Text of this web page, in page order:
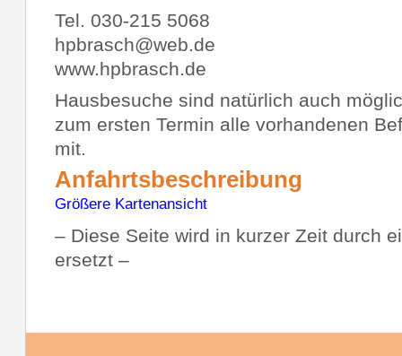
Tel. 030-215 5068
hpbrasch@web.de
www.hpbrasch.de
Hausbesuche sind natürlich auch
zum ersten Termin alle vorhandenen
mit.
Anfahrtsbeschreibung
Größere Kartenansicht
– Diese Seite wird in kurzer Zeit durch
ersetzt –